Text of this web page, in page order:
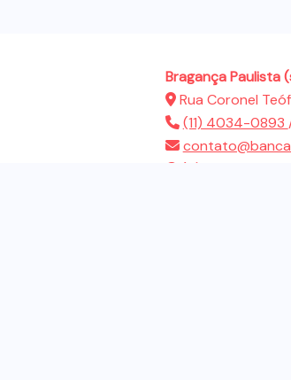
Bragança Paulista
Rua Coronel
(11) 4034-0893
(11) 94286-5522